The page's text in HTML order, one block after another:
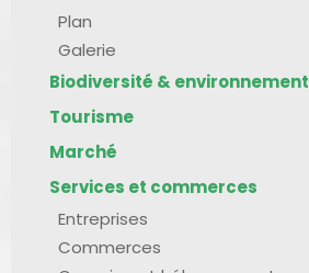
Plan
Galerie
Biodiversité & environnement
Tourisme
Marché
Services et commerces
Entreprises
Commerces